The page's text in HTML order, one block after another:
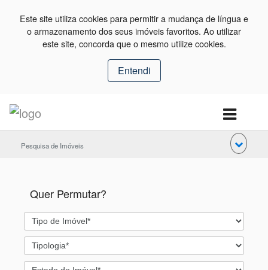
Este site utiliza cookies para permitir a mudança de língua e
o armazenamento dos seus imóveis favoritos. Ao utilizar
este site, concorda que o mesmo utilize cookies.
Entendi
Pesquisa de Imóveis
Quer Permutar?